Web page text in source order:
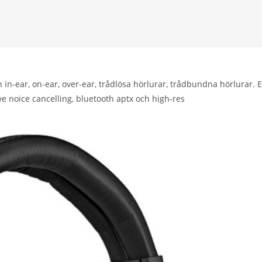
ear, on-ear, over-ear, trådlösa hörlurar, trådbundna hörlurar.
noice cancelling, bluetooth aptx och high-res